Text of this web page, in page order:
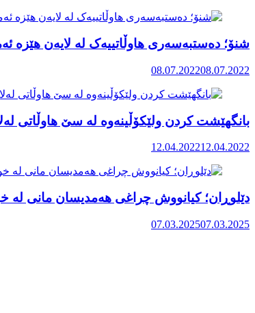
شنۆ؛ دەستبەسەری هاوڵاتییەک لە لایەن هێزە
08.07.202208.07.2022
بانگهێشت کردن ولێکۆڵینەوە لە سێ هاوڵاتی
12.04.202212.04.2022
دێلوڕان؛ کیانووش چراغی هەمدیسان مانی لە
07.03.202507.03.2025